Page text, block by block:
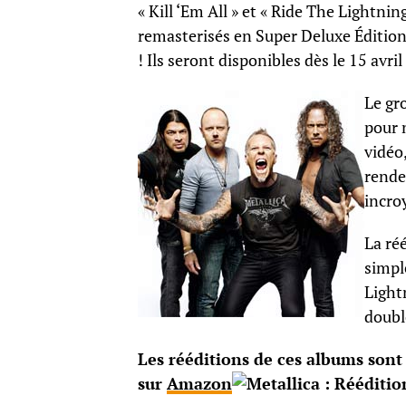
« Kill ‘Em All » et « Ride The
remasterisés en Super Deluxe
! Ils seront disponibles dès le 15
Le
pour
La
Les rééditions de ces albums
sur Amazon